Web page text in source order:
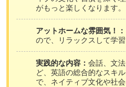
がもっと楽しくなります。
アットホームな雰囲気！：
ので、リラックスして学習
実践的な内容：会話、文
ど、英語の総合的なスキ
で、ネイティブ文化や社